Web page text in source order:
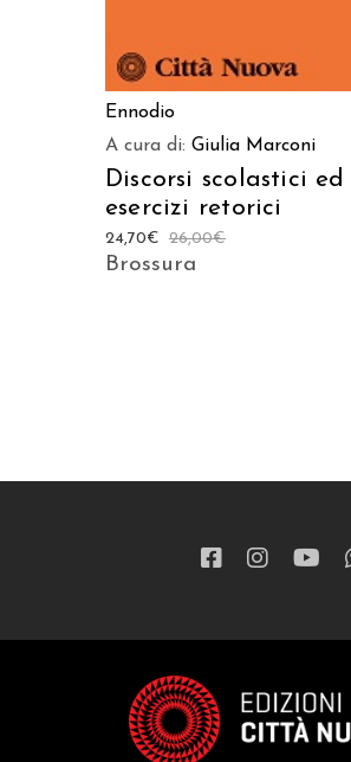
Ennodio
A cura di: Giulia Marconi
Discorsi scolastici ed
esercizi retorici
26,00€
24,70€
Brossura